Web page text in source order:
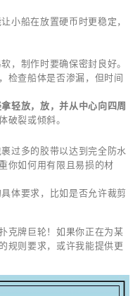
让小船在放置硬币时更稳定，
，制作时要确保密封良好。
检查船体是否渗漏，但时间
轻放，放，并从中心向四周
破裂或倾斜。
过多的胶带以达到完全防水
你如何用有限且易损的材
体要求，比如是否允许裁剪
克牌巨轮！如果你正在为某
规则要求，或许我能提供更